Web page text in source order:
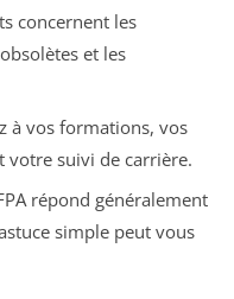
concernent les
et les
à vos formations, vos
votre suivi de carrière.
répond généralement
simple peut vous